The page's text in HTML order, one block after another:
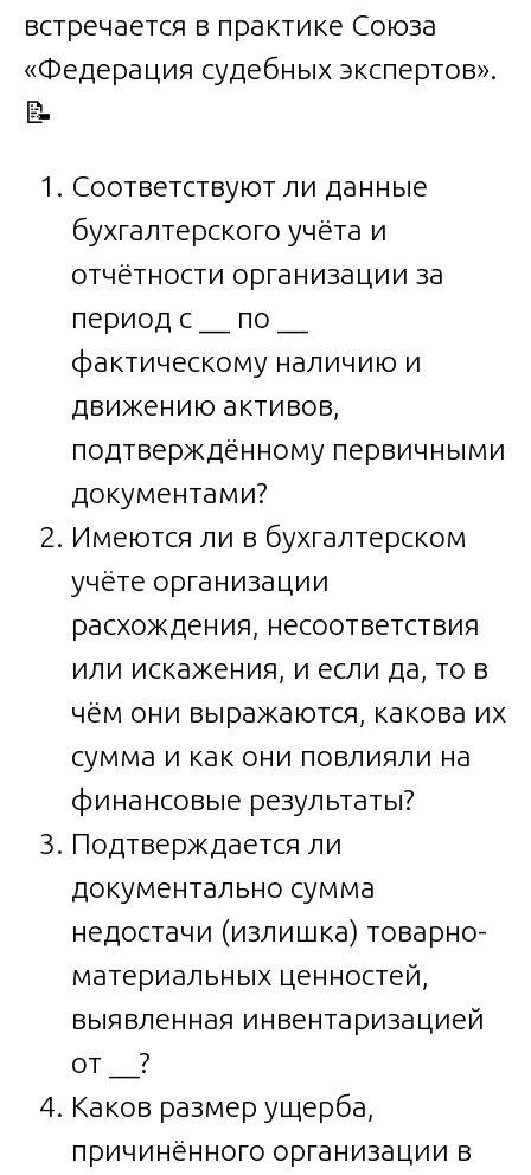
встречается в практике Союза
«Федерация судебных экспертов».
📝
Соответствуют ли данные
бухгалтерского учёта и
отчётности организации за
период с __ по __
фактическому наличию и
движению активов,
подтверждённому первичными
документами?
Имеются ли в бухгалтерском
учёте организации
расхождения, несоответствия
или искажения, и если да, то в
чём они выражаются, какова их
сумма и как они повлияли на
финансовые результаты?
Подтверждается ли
документально сумма
недостачи (излишка) товарно-
материальных ценностей,
выявленная инвентаризацией
от __?
Каков размер ущерба,
причинённого организации в